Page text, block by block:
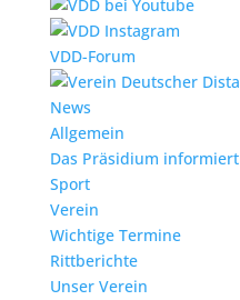
VDD-Forum
News
Allgemein
Das Präsidium informiert
Sport
Verein
Wichtige Termine
Rittberichte
Unser Verein